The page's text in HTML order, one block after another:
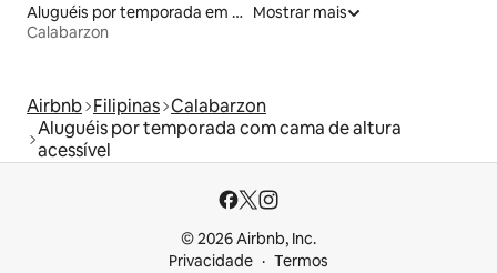
Aluguéis por temporada em resorts
Calabarzon
Mostrar mais
Airbnb Filipinas Calabarzon
Aluguéis por temporada com cama de altura
acessível
© 2026 Airbnb, Inc.
Privacidade
Termos